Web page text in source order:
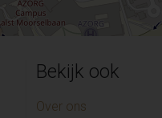
Bekijk ook
Over ons